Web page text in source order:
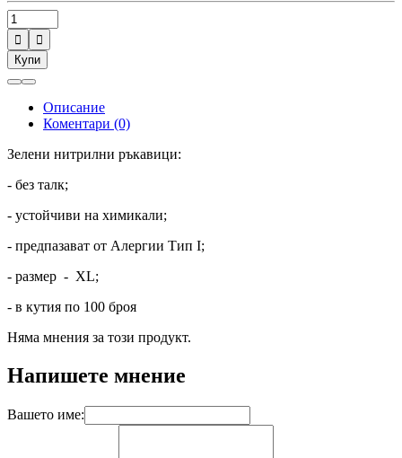


Купи
Описание
Коментари (0)
Зелени нитрилни ръкавици:
- без талк;
- устойчиви на химикали;
- предпазават от Алергии Тип I;
- размер - XL;
- в кутия по 100 броя
Няма мнения за този продукт.
Напишете мнение
Вашето име: